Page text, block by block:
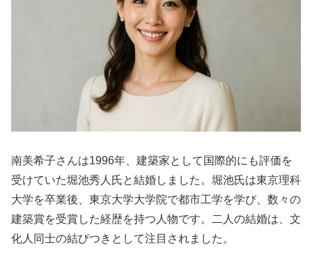
南美希子さんは1996年、建築家として国際的にも評価を
受けていた堀池秀人氏と結婚しました。堀池氏は東京理科
大学を卒業後、東京大学大学院で都市工学を学び、数々の
建築賞を受賞した経歴を持つ人物です。二人の結婚は、文
化人同士の結びつきとして注目されました。